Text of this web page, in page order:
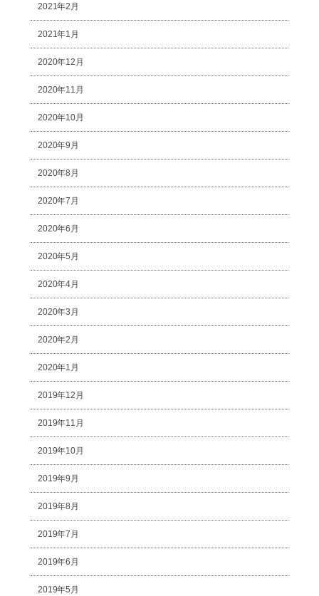
2021年2月
2021年1月
2020年12月
2020年11月
2020年10月
2020年9月
2020年8月
2020年7月
2020年6月
2020年5月
2020年4月
2020年3月
2020年2月
2020年1月
2019年12月
2019年11月
2019年10月
2019年9月
2019年8月
2019年7月
2019年6月
2019年5月